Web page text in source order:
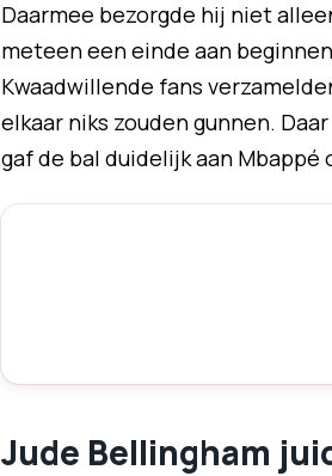
Daarmee bezorgde hij niet
meteen een einde aan
Kwaadwillende fans
elkaar niks zouden gunnen.
gaf de bal duidelijk aan
Jude Bellingham